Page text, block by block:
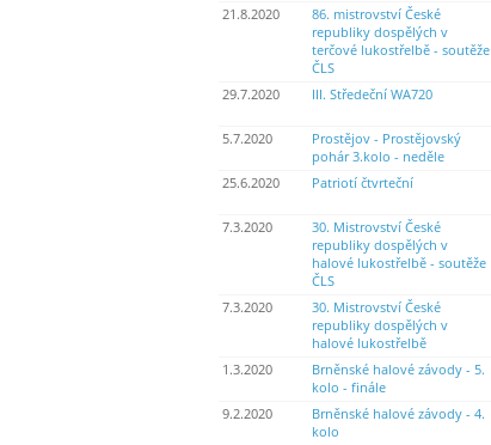
21.8.2020
86. mistrovství České
republiky dospělých v
terčové lukostřelbě - soutěže
ČLS
29.7.2020 III. Středeční WA720
5.7.2020
Prostějov - Prostějovský
pohár 3.kolo - neděle
25.6.2020
Patriotí čtvrteční
7.3.2020
30. Mistrovství České
republiky dospělých v
halové lukostřelbě - soutěže
ČLS
7.3.2020
30. Mistrovství České
republiky dospělých v
halové lukostřelbě
1.3.2020
Brněnské halové závody - 5.
kolo - finále
9.2.2020
Brněnské halové závody - 4.
kolo